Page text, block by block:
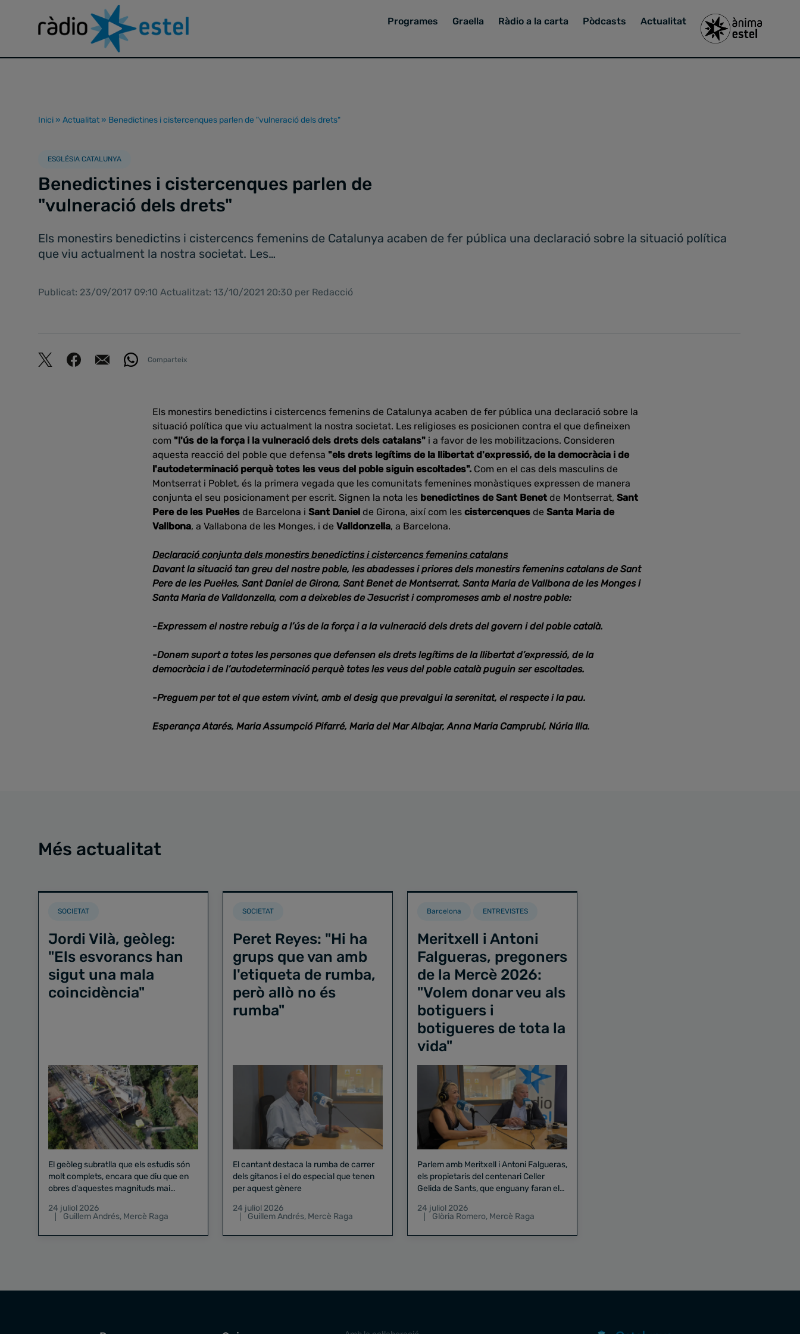
Programes Graella Ràdio a la carta Pòdcasts Actualitat
Inici » Actualitat » Benedictines i cistercenques parlen de "vulneració dels drets"
ESGLÉSIA CATALUNYA
Benedictines i cistercenques parlen de
"vulneració dels drets"
Els monestirs benedictins i cistercencs femenins de Catalunya acaben de fer pública una declaració sobre la situació política
que viu actualment la nostra societat. Les…
Publicat: 23/09/2017 09:10 Actualitzat: 13/10/2021 20:30 per Redacció
Comparteix
Els monestirs benedictins i cistercencs femenins de Catalunya acaben de fer pública una declaració sobre la
situació política que viu actualment la nostra societat. Les religioses es posicionen contra el que defineixen
com "l'ús de la força i la vulneració dels drets dels catalans" i a favor de les mobilitzacions. Consideren
aquesta reacció del poble que defensa "els drets legítims de la llibertat d'expressió, de la democràcia i de
l'autodeterminació perquè totes les veus del poble siguin escoltades". Com en el cas dels masculins de
Montserrat i Poblet, és la primera vegada que les comunitats femenines monàstiques expressen de manera
conjunta el seu posicionament per escrit. Signen la nota les benedictines de Sant Benet de Montserrat, Sant
Pere de les Puel·les de Barcelona i Sant Daniel de Girona, així com les cistercenques de Santa Maria de
Vallbona, a Vallabona de les Monges, i de Valldonzella, a Barcelona.
Declaració conjunta dels monestirs benedictins i cistercencs femenins catalans
Davant la situació tan greu del nostre poble, les abadesses i priores dels monestirs femenins catalans de Sant
Pere de les Puel·les, Sant Daniel de Girona, Sant Benet de Montserrat, Santa Maria de Vallbona de les Monges i
Santa Maria de Valldonzella, com a deixebles de Jesucrist i compromeses amb el nostre poble:
-Expressem el nostre rebuig a l’ús de la força i a la vulneració dels drets del govern i del poble català.
-Donem suport a totes les persones que defensen els drets legítims de la llibertat d’expressió, de la
democràcia i de l’autodeterminació perquè totes les veus del poble català puguin ser escoltades.
-Preguem per tot el que estem vivint, amb el desig que prevalgui la serenitat, el respecte i la pau.
Esperança Atarés, Maria Assumpció Pifarré, Maria del Mar Albajar, Anna Maria Camprubí, Núria Illa.
Més actualitat
SOCIETAT
Jordi Vilà, geòleg:
"Els esvorancs han
sigut una mala
coincidència"
El geòleg subratlla que els estudis són
molt complets, encara que diu que en
obres d'aquestes magnituds mai
24 juliol 2026
Guillem Andrés, Mercè Raga
SOCIETAT
Peret Reyes: "Hi ha
grups que van amb
l'etiqueta de rumba,
però allò no és
rumba"
El cantant destaca la rumba de carrer
dels gitanos i el do especial que tenen
per aquest gènere
24 juliol 2026
Guillem Andrés, Mercè Raga
Barcelona ENTREVISTES
Meritxell i Antoni
Falgueras, pregoners
de la Mercè 2026:
"Volem donar veu als
botiguers i
botigueres de tota la
vida"
Parlem amb Meritxell i Antoni Falgueras,
els propietaris del centenari Celler
Gelida de Sants, que enguany faran el
24 juliol 2026
Glòria Romero, Mercè Raga